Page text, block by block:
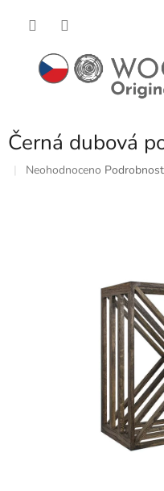
Černá dubová
Průměrné
Neohodnoceno